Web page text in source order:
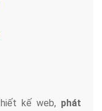
kế web, phát